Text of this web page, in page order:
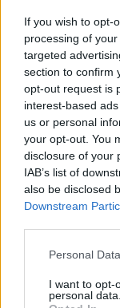
If you wish to opt-
processing of
targeted
section to confirm
opt-out request is
interest-based
us or personal
your opt-out. You
disclosure of your
IAB’s list of
also be disclosed
Downstream
Please note that
not limited to
grant or deny
Personal
I want to opt-
personal data.
NECROLOGIE